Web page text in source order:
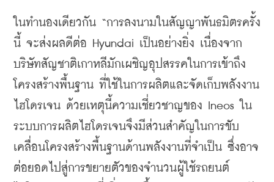
ในทำนองเดียวกัน “การลงนามในสัญญาพันธมิตรครั้ง
นี้ จะส่งผลดีต่อ Hyundai เป็นอย่างยิ่ง เนื่องจาก
บริษัทสัญชาติเกาหลีมักเผชิญอุปสรรคในการเข้าถึง
โครงสร้างพื้นฐาน ที่ใช้ในการผลิตและจัดเก็บพลังงาน
ไฮโดรเจน ด้วยเหตุนี้ความเชี่ยวชาญของ Ineos
ใน
ระบบการผลิตไฮโดรเจนจึงมีส่วนสำคัญ ในการขับ
เคลื่อนโครงสร้างพื้นฐานด้านพลังงานที่จำเป็น ซึ่งอาจ
ต่อยอดไปสู่การขยายตัวของจำนวนผู้ใช้รถยนต์